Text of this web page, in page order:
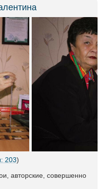
203)
авторские, совершенно